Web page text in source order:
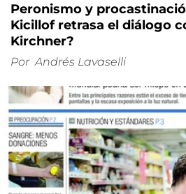
Peronismo y
Kicillof retrasa el diálogo
Kirchner?
Por Andrés Lavaselli